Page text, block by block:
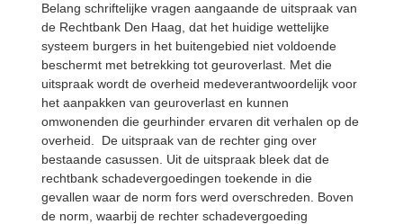
Belang schriftelijke vragen aangaande de uitspraak van
de Rechtbank Den Haag, dat het huidige wettelijke
systeem burgers in het buitengebied niet voldoende
beschermt met betrekking tot geuroverlast. Met die
uitspraak wordt de overheid medeverantwoordelijk voor
het aanpakken van geuroverlast en kunnen
omwonenden die geurhinder ervaren dit verhalen op de
overheid. De uitspraak van de rechter ging over
bestaande casussen. Uit de uitspraak bleek dat de
rechtbank schadevergoedingen toekende in die
gevallen waar de norm fors werd overschreden. Boven
de norm, waarbij de rechter schadevergoeding